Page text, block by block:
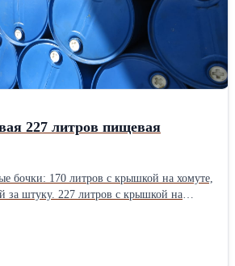
227 литров пищевая
бочки: 170 литров с крышкой на хомуте,
за штуку. 227 литров с крышкой на
краски по 1000 рублей за штуку.
ПИЩЕВЫЕ по 1500 рублей за
для полива растений ПИЩЕВЫЕ
ул.